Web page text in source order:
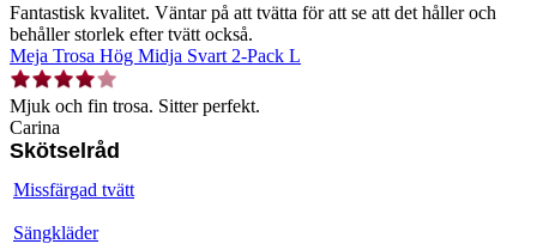
Fantastisk kvalitet. Väntar på att tvätta för att se att det håller och
behåller storlek efter tvätt också.
Meja Trosa Hög Midja Svart 2-Pack L
Mjuk och fin trosa. Sitter perfekt.
Carina
Skötselråd
Missfärgad tvätt
Sängkläder